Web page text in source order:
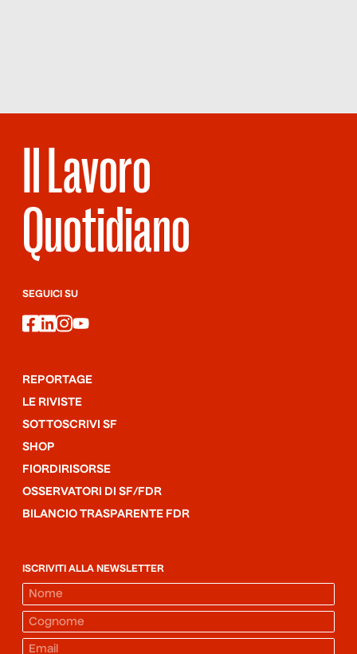
Il Lavoro
Quotidiano
SEGUICI SU
facebook
linkedin
instagram
youtube
REPORTAGE
LE RIVISTE
SOTTOSCRIVI SF
SHOP
FIORDIRISORSE
OSSERVATORI DI SF/FDR
BILANCIO TRASPARENTE FDR
ISCRIVITI ALLA NEWSLETTER